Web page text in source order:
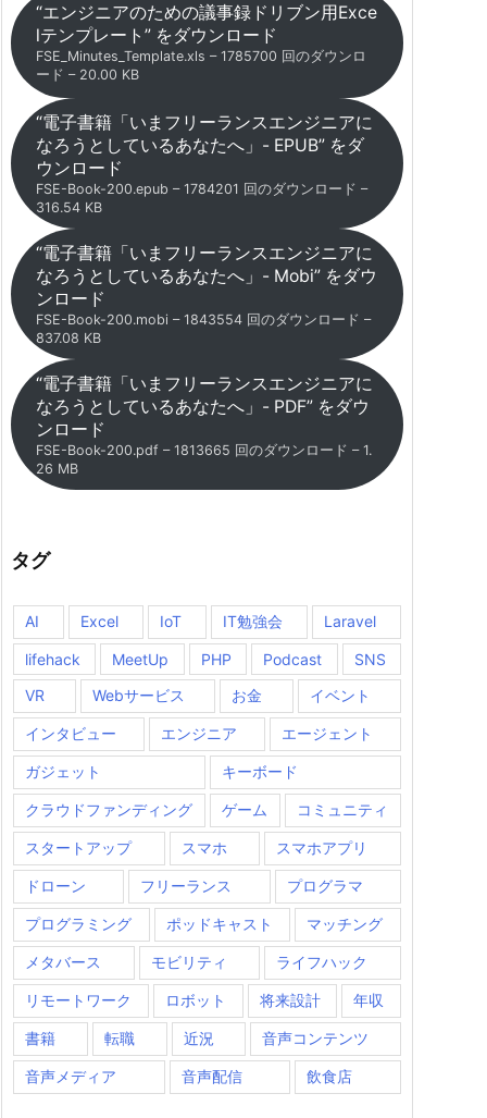
“エンジニアのための議事録ドリブン用Exce
lテンプレート” をダウンロード
FSE_Minutes_Template.xls – 1785700 回のダウンロ
ード – 20.00 KB
“電子書籍「いまフリーランスエンジニアに
なろうとしているあなたへ」- EPUB” をダ
ウンロード
FSE-Book-200.epub – 1784201 回のダウンロード –
316.54 KB
“電子書籍「いまフリーランスエンジニアに
なろうとしているあなたへ」- Mobi” をダウ
ンロード
FSE-Book-200.mobi – 1843554 回のダウンロード –
837.08 KB
“電子書籍「いまフリーランスエンジニアに
なろうとしているあなたへ」- PDF” をダウ
ンロード
FSE-Book-200.pdf – 1813665 回のダウンロード – 1.
26 MB
タグ
AI Excel IoT IT勉強会 Laravel
lifehack MeetUp PHP Podcast
SNS
VR
Webサービス お金 イベント
インタビュー エンジニア エージェント
ガジェット キーボード
クラウドファンディング ゲーム コミュニティ
スタートアップ スマホ スマホアプリ
ドローン フリーランス プログラマ
プログラミング ポッドキャスト マッチング
メタバース モビリティ ライフハック
リモートワーク ロボット 将来設計 年収
書籍 転職 近況 音声コンテンツ
音声メディア 音声配信 飲食店